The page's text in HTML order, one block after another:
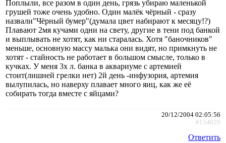
Поплыли, все разом в один день, грязь убираю маленькой
грушей тоже очень удобно. Один малёк чёрный - сразу
назвали"Чёрный бумер"(думала цвет набирают к месяцу!?)
Плавают 2мя кучами одни на свету, другие в тени под банкой
и выплывать не хотят, как ни старалась. Хотя "баночников"
меньше, основную массу малька они видят, но примкнуть не
хотят - стайность не работает в большом смысле, только в
кучках. У меня 3х л. банка в аквариуме с артемией
стоит(лишней грелки нет) 2й день -инфузория, артемия
вылупилась, но наверху плавает много яиц, как же её
собирать тогда вместе с яйцами?
20/12/2004 02:05:56
#154629
Ответить